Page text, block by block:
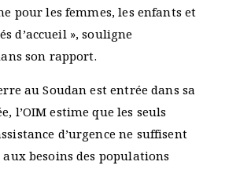
pour les femmes, les enfants et
d’accueil », souligne
son rapport.
au Soudan est entrée dans sa
l’OIM estime que les seuls
d’urgence ne suffisent
besoins des populations